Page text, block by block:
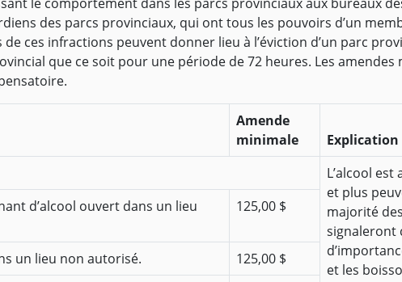
des parcs provinciaux, qui ont tous les pouvoirs d’un
ces infractions peuvent donner lieu à l’éviction d’un parc
que ce soit pour une période de 72 heures. Les
Amende
minimale
Explication
L’alcool
et plus
majorité
signaleront
et les
d’alcool ouvert dans un lieu
125,00 $
un lieu non autorisé.
125,00 $